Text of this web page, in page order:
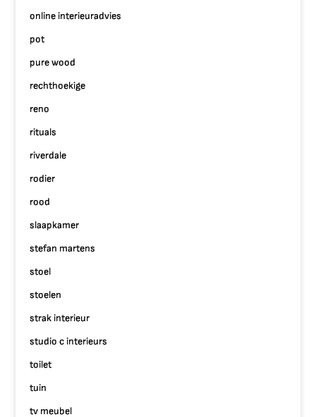
online interieuradvies
pot
pure wood
rechthoekige
reno
rituals
riverdale
rodier
rood
slaapkamer
stefan martens
stoel
stoelen
strak interieur
studio c interieurs
toilet
tuin
tv meubel